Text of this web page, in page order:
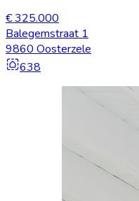
€ 325.000
Balegemstraat 1
9860 Oosterzele
638